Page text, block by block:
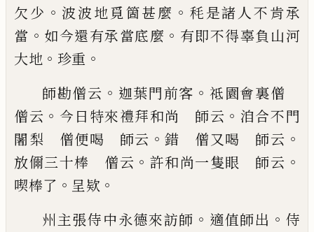
欠少 。 波波地覓箇甚麼 。 秏是諸人不肯承
當 。 如今還有承當底麼 。 有即不得辜負山河
大地 。 珍重 。
師勘僧云 。 迦葉門前客 。 祗園會裏僧
僧云 。 今日特來禮拜和尚 師云 。 洎合不門
闍梨 僧便喝 師云 。錯 僧又喝 師云 。
放儞三十棒 僧云 。 許和尚一隻眼 師云 。
喫棒了 。 呈欵 。
州主張侍中永德來訪師 。 適值師出 。 侍